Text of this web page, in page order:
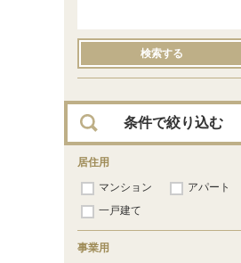
検索する
条件で絞り込む
居住用
マンション
アパート
一戸建て
事業用